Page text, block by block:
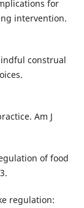
for
intervention.
construal
Am J
of food
regulation: